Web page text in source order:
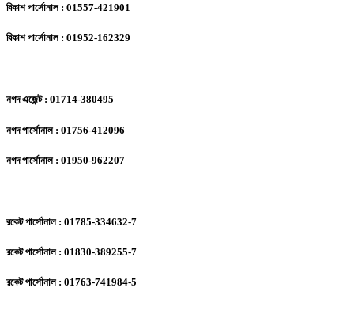
বিকাশ পার্সোনাল : 01557-421901
বিকাশ পার্সোনাল : 01952-162329
নগদ এজেন্ট : 01714-380495
নগদ পার্সোনাল : 01756-412096
নগদ পার্সোনাল : 01950-962207
রকেট পার্সোনাল : 01785-334632-7
রকেট পার্সোনাল : 01830-389255-7
রকেট পার্সোনাল : 01763-741984-5